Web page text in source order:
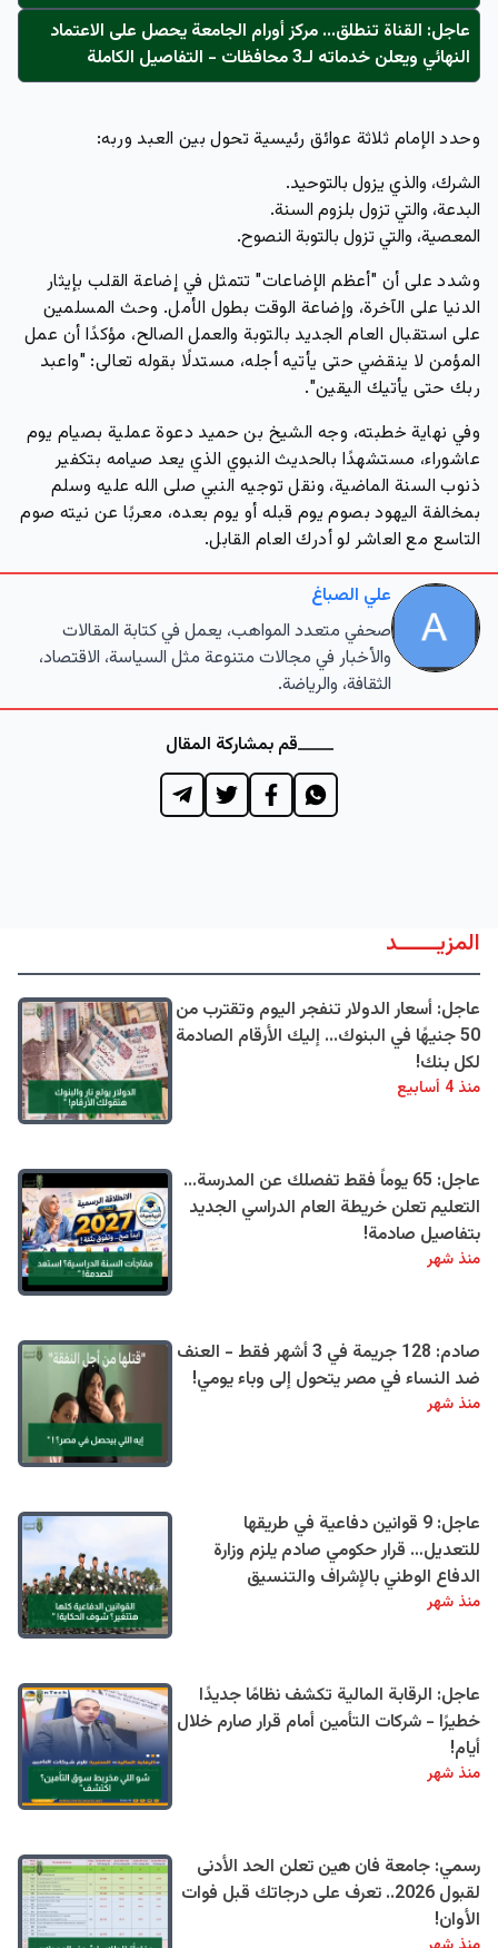
عاجل: القناة تنطلق... مركز أورام الجامعة يحصل على الاعتماد
النهائي ويعلن خدماته لـ3 محافظات - التفاصيل الكاملة
وحدد الإمام ثلاثة عوائق رئيسية تحول بين العبد وربه:
الشرك، والذي يزول بالتوحيد.
البدعة، والتي تزول بلزوم السنة.
المعصية، والتي تزول بالتوبة النصوح.
وشدد على أن "أعظم الإضاعات" تتمثل في إضاعة القلب بإيثار
الدنيا على الآخرة، وإضاعة الوقت بطول الأمل. وحث المسلمين
على استقبال العام الجديد بالتوبة والعمل الصالح، مؤكدًا أن عمل
المؤمن لا ينقضي حتى يأتيه أجله، مستدلًا بقوله تعالى: "واعبد
ربك حتى يأتيك اليقين".
وفي نهاية خطبته، وجه الشيخ بن حميد دعوة عملية بصيام يوم
عاشوراء، مستشهدًا بالحديث النبوي الذي يعد صيامه بتكفير
ذنوب السنة الماضية، ونقل توجيه النبي صلى الله عليه وسلم
بمخالفة اليهود بصوم يوم قبله أو يوم بعده، معربًا عن نيته صوم
التاسع مع العاشر لو أدرك العام القابل.
علي الصباغ
صحفي متعدد المواهب، يعمل في كتابة المقالات
والأخبار في مجالات متنوعة مثل السياسة، الاقتصاد،
الثقافة، والرياضة.
قم بمشاركة المقال
المزيــــــد
عاجل: أسعار الدولار تنفجر اليوم وتقترب من
50 جنيهًا في البنوك... إليك الأرقام الصادمة
لكل بنك!
منذ 4 أسابيع
عاجل: 65 يوماً فقط تفصلك عن المدرسة...
التعليم تعلن خريطة العام الدراسي الجديد
بتفاصيل صادمة!
منذ شهر
صادم: 128 جريمة في 3 أشهر فقط - العنف
ضد النساء في مصر يتحول إلى وباء يومي!
منذ شهر
عاجل: 9 قوانين دفاعية في طريقها
للتعديل… قرار حكومي صادم يلزم وزارة
الدفاع الوطني بالإشراف والتنسيق
منذ شهر
عاجل: الرقابة المالية تكشف نظامًا جديدًا
خطيرًا - شركات التأمين أمام قرار صارم خلال
أيام!
منذ شهر
رسمي: جامعة فان هين تعلن الحد الأدنى
لقبول 2026.. تعرف على درجاتك قبل فوات
الأوان!